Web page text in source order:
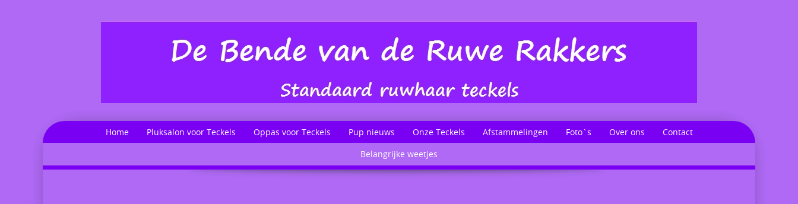
Home Pluksalon voor Teckels Oppas voor Teckels Pup nieuws Onze Teckels Afstammelingen Foto`s Over ons
Contact
Belangrijke weetjes